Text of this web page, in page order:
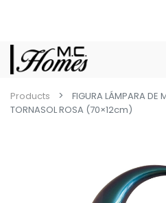
Products
FIGURA LÁMPARA DE
TORNASOL ROSA (70×12cm)